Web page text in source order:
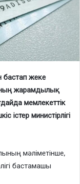
бастап жеке
жарамдылық
мемлекеттік
істер министірлігі
мәліметінше,
бастамашы